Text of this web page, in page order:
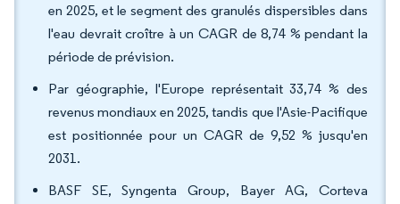
en 2025, et le segment des granulés dispersibles dans
l'eau devrait croître à un CAGR de 8,74 % pendant la
période de prévision.
Par géographie, l'Europe représentait 33,74 % des
revenus mondiaux en 2025, tandis que l'Asie-Pacifique
est positionnée pour un CAGR de 9,52 % jusqu'en
2031.
BASF SE, Syngenta Group, Bayer AG, Corteva